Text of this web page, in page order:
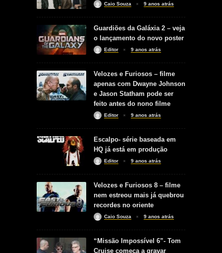
Caio Souza 9 anos atrás
Guardiões da Galáxia 2 – veja
o lançamento do novo poster
Editor 9 anos atrás
Velozes e Furiosos – filme
apenas com Dwayne Johnson
e Jason Statham pode ser
feito antes do nono filme
Editor 9 anos atrás
Escalpo- série baseada em
HQ já está em produção
Editor 9 anos atrás
Velozes e Furiosos 8 – filme
nem estreou mais já quebrou
recordes no oriente
Caio Souza 9 anos atrás
“Missão Impossível 6”- Tom
Cruise começa a gravar